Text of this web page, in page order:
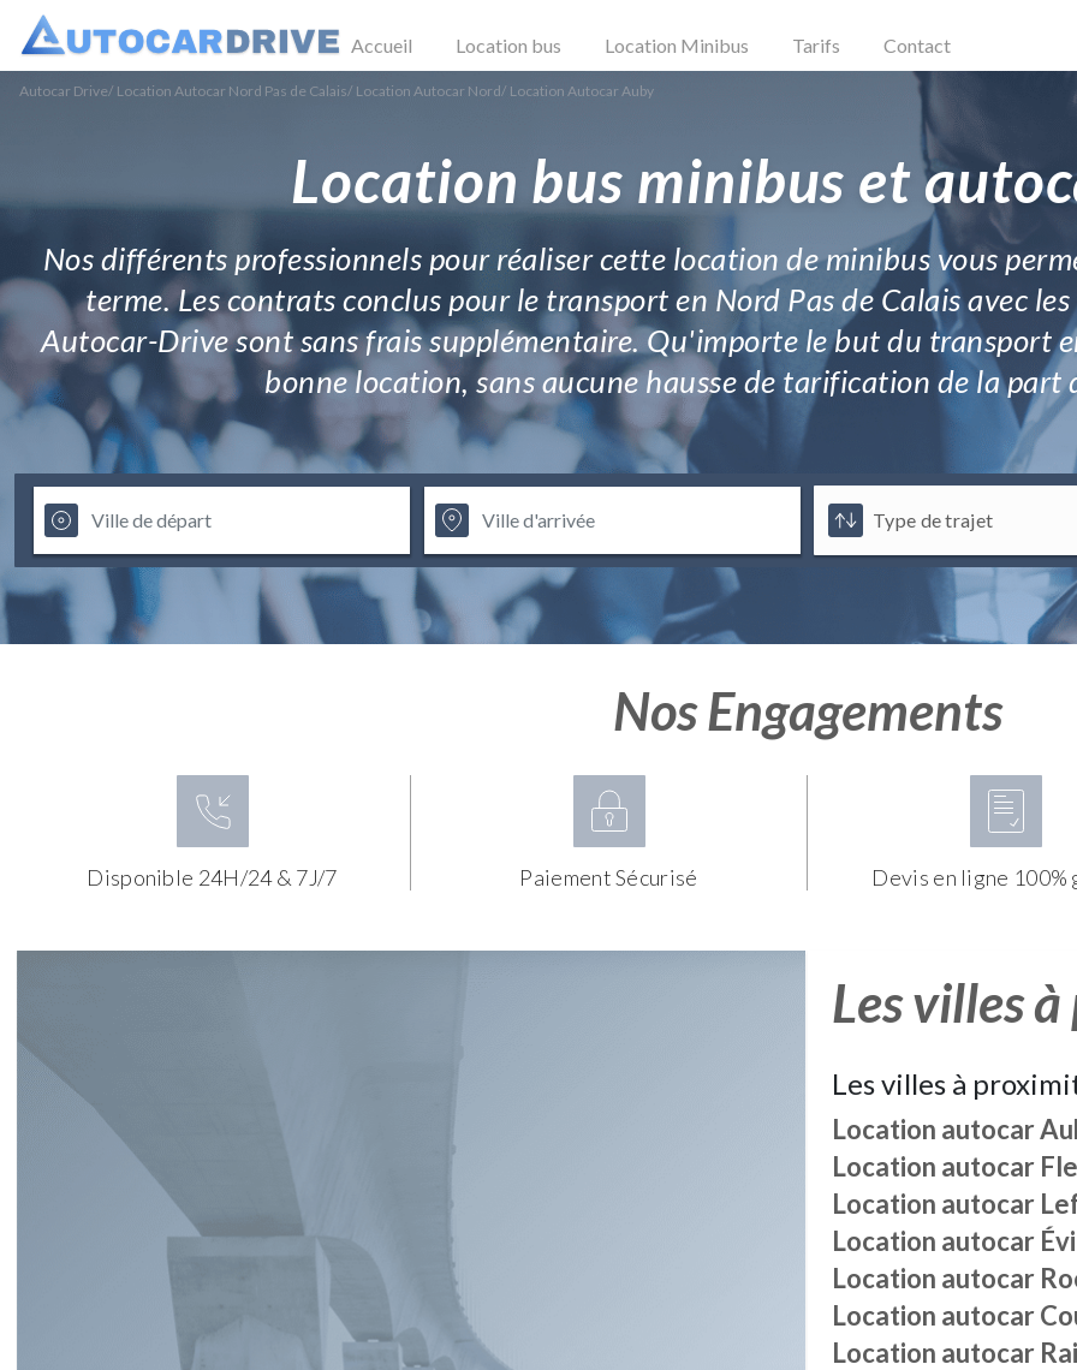
Accueil Location bus Location Minibus Tarifs Contact
Autocar Drive/ Location Autocar Nord Pas de Calais/ Location Autocar Nord/ Location Autocar Auby
Location bus minibus et
Nos différents professionnels pour réaliser cette location de minibus vous
terme. Les contrats conclus pour le transport en Nord Pas de Calais avec
Autocar-Drive sont sans frais supplémentaire. Qu'importe le but du transport
bonne location, sans aucune hausse de tarification de la part
Nos Engagements
Disponible 24H/24 & 7J/7 Paiement Sécurisé Devis en ligne
Les villes
Les villes à
Location autocar
Location autocar
Location autocar
Location autocar
Location autocar
Location autocar
Location autocar